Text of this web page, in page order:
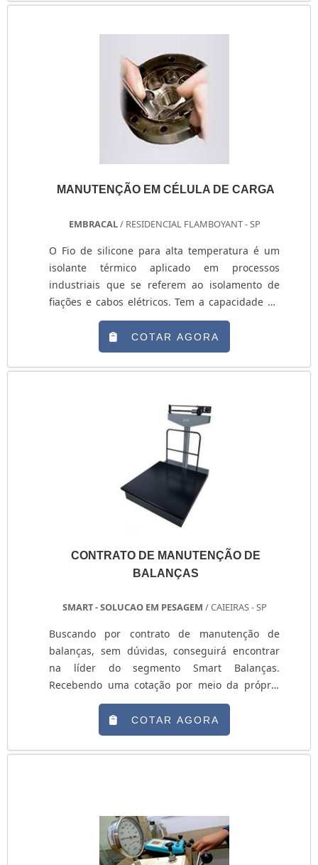
subleitos de vias, drenagem, fundações e caixas
à 300mm 150 à 400mm 150 à 500mm Além da
MANUTENÇÃO EM CÉLULA DE CARGA
EMBRACAL/ RESIDENCIAL FLAMBOYANT - SP
O Fio de silicone para alta temperatura é um
isolante térmico aplicado em processos
industriais que se referem ao isolamento de
fiações e cabos elétricos. Tem a capacidade de
impedir interferências nas instalações elétricas,
eletrônicas, automotivas e industriais,
conferindo resistência e rigidez à linha,
impedindo a abertura das malhas. Quando
circuitos e problemas em geral com a fiação,
COTAR AGORA
CONTRATO DE MANUTENÇÃO DE
BALANÇAS
SMART - SOLUCAO EM PESAGEM / CAIEIRAS - SP
Buscando por contrato de manutenção de
balanças, sem dúvidas, conseguirá encontrar
na líder do segmento Smart Balanças.
Recebendo uma cotação por meio da própria
empresa e descobrindo a líder da área de
atuação. Quando o assunto é contrato de
manutenção de balanças, com a Smart Balanças
poderá contar com precisão e com as melhores
competência e excelência em sua área de
atuação. A Smart Balanças canaliza seus
esforços em produzir uma estrutura aos
COTAR AGORA